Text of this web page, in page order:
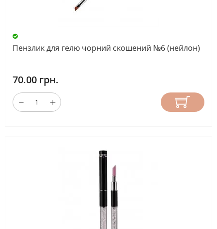
Пензлик для гелю чорний скошений №6 (нейлон)
70.00 грн.